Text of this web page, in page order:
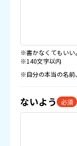
※書かなくてもいい
※140文字以内
※自分の本当の名前
ないよう 必須